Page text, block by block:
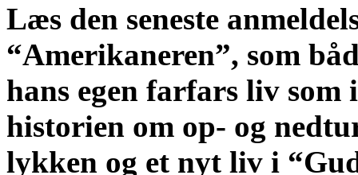
Læs den seneste
“Amerikaneren”, som
hans egen farfars liv
historien om op- og
lykken og et nyt liv i